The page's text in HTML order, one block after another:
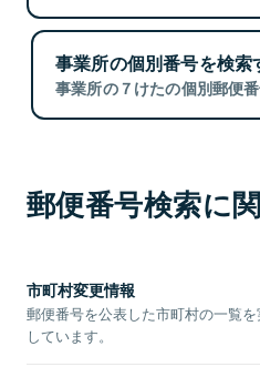
事業所の個別番号を検索
事業所の７けたの個別郵便
郵便番号検索に
市町村変更情報
郵便番号を公表した市町村の一覧
しています。